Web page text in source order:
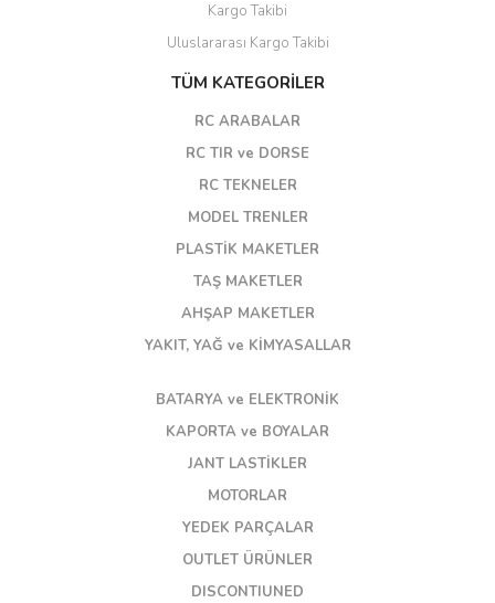
Kargo Takibi
Uluslararası Kargo Takibi
TÜM KATEGORİLER
RC ARABALAR
RC TIR ve DORSE
RC TEKNELER
MODEL TRENLER
PLASTİK MAKETLER
TAŞ MAKETLER
AHŞAP MAKETLER
YAKIT, YAĞ ve KİMYASALLAR
BATARYA ve ELEKTRONİK
KAPORTA ve BOYALAR
JANT LASTİKLER
MOTORLAR
YEDEK PARÇALAR
OUTLET ÜRÜNLER
DISCONTIUNED